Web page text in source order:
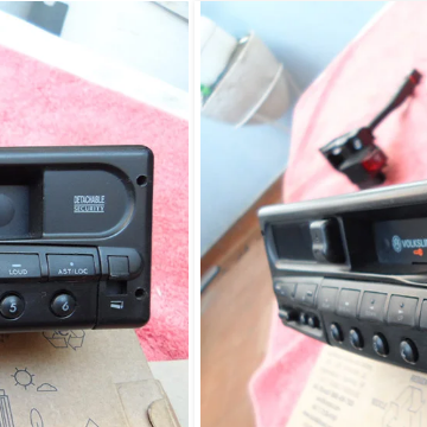
Início VW
Rádio Toca Fitas
não tem plugue não
Rádio
VW Gol
Santana
funciona
R$399,00